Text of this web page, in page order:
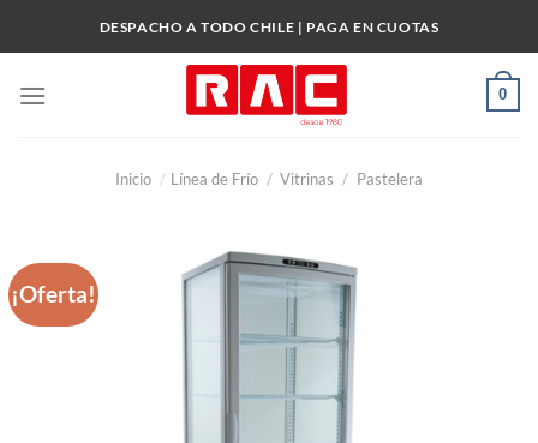
DESPACHO A TODO CHILE | PAGA EN CUOTAS
0
Inicio / Línea de Frío / Vitrinas / Pastelera
¡Oferta!